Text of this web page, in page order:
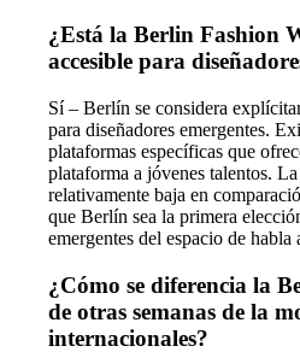
¿Está la Berlin Fashion
accesible para
Sí – Berlín se considera
para diseñadores emergentes.
plataformas específicas que
plataforma a jóvenes talentos.
relativamente baja en
que Berlín sea la primera
emergentes del espacio de habla
¿Cómo se diferencia la
de otras semanas de la
internacionales?